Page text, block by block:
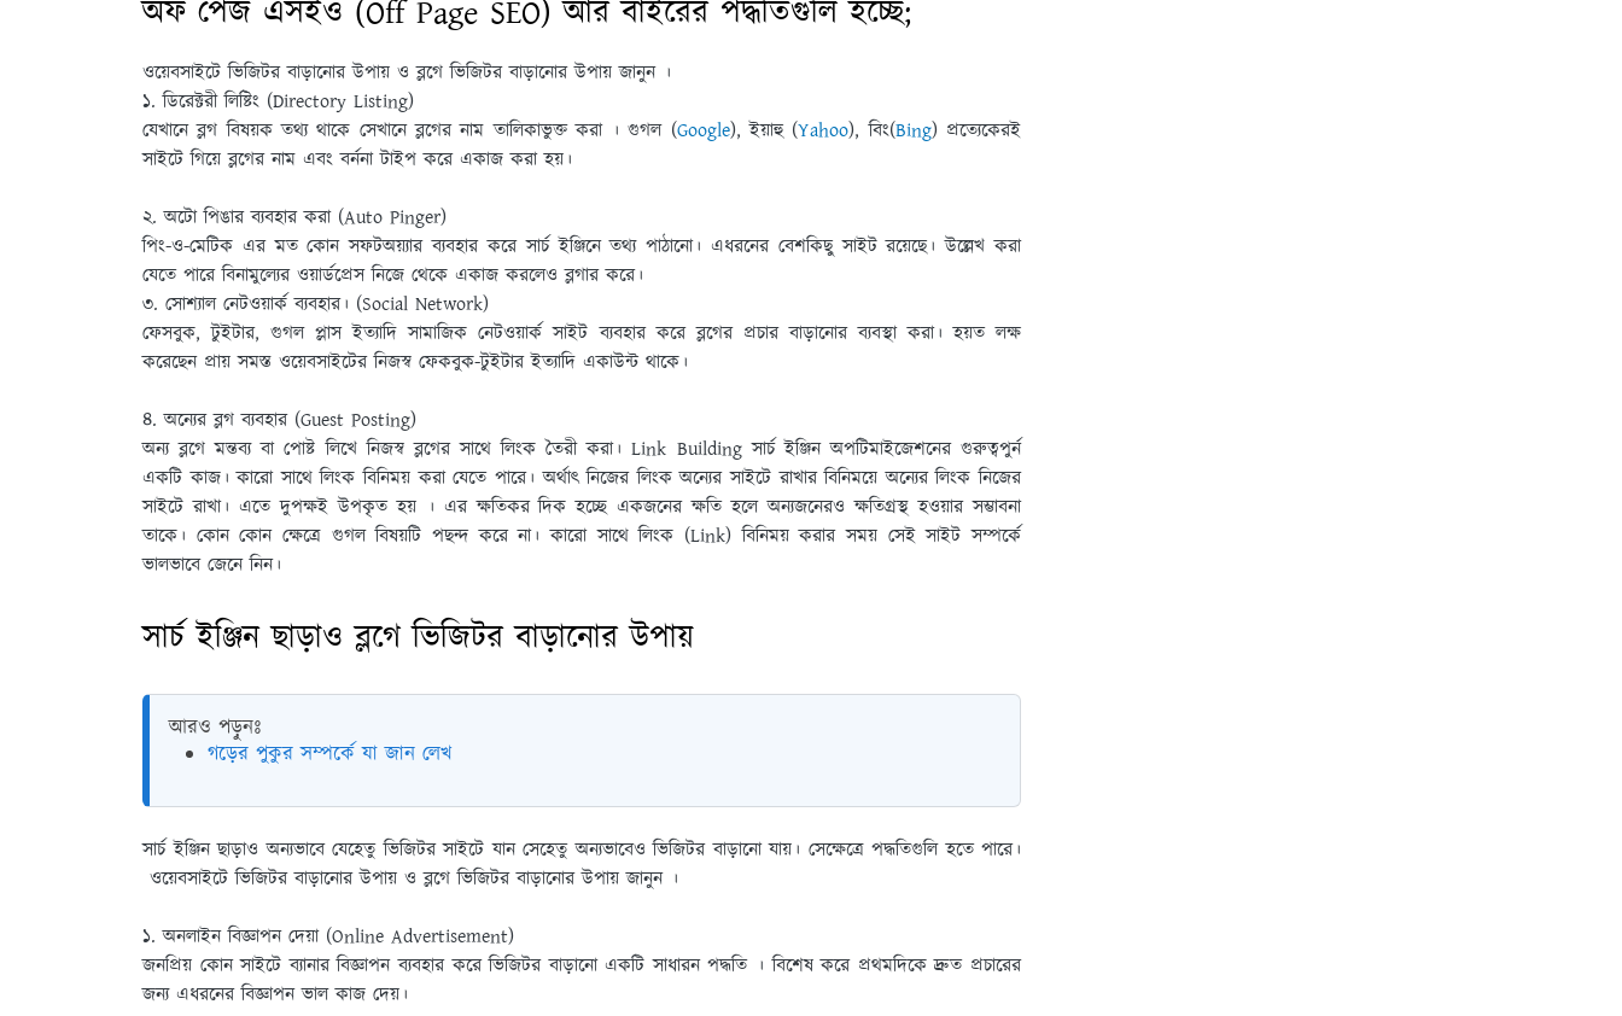
অফ পেজ এসইও (Off Page SEO) আর বাইরের পদ্ধতিগুলি হচ্ছে;
ওয়েবসাইটে ভিজিটর বাড়ানোর উপায় ও ব্লগে ভিজিটর বাড়ানোর উপায় জানুন ।
১. ডিরেক্টরী লিষ্টিং (Directory Listing)
যেখানে ব্লগ বিষয়ক তথ্য থাকে সেখানে ব্লগের নাম তালিকাভুক্ত করা । গুগল (Google), ইয়াহু (Yahoo), বিং(Bing) প্রত্যেকেরই
সাইটে গিয়ে ব্লগের নাম এবং বর্ননা টাইপ করে একাজ করা হয়।
২. অটো পিঙার ব্যবহার করা (Auto Pinger)
পিং-ও-মেটিক এর মত কোন সফটঅয়্যার ব্যবহার করে সার্চ ইঞ্জিনে তথ্য পাঠানাে। এধরনের বেশকিছু সাইট রয়েছে। উল্লেখ করা
যেতে পারে বিনামুল্যের ওয়ার্ডপ্রেস নিজে থেকে একাজ করলেও ব্লগার করে।
৩. সোশ্যাল নেটওয়ার্ক ব্যবহার। (Social Network)
ফেসবুক, টুইটার, গুগল প্লাস ইত্যাদি সামাজিক নেটওয়ার্ক সাইট ব্যবহার করে ব্লগের প্রচার বাড়ানাের ব্যবস্থা করা। হয়ত লক্ষ
করেছেন প্রায় সমস্ত ওয়েবসাইটের নিজস্ব ফেকবুক-টুইটার ইত্যাদি একাউন্ট থাকে।
৪. অন্যের ব্লগ ব্যবহার (Guest Posting)
অন্য ব্লগে মন্তব্য বা পােষ্ট লিখে নিজস্ব ব্লগের সাথে লিংক তৈরী করা। Link Building সার্চ ইঞ্জিন অপটিমাইজেশনের গুরুত্বপুর্ন
একটি কাজ। কারাে সাথে লিংক বিনিময় করা যেতে পারে। অর্থাৎ নিজের লিংক অন্যের সাইটে রাখার বিনিময়ে অন্যের লিংক নিজের
সাইটে রাখা। এতে দুপক্ষই উপকৃত হয় । এর ক্ষতিকর দিক হচ্ছে একজনের ক্ষতি হলে অন্যজনেরও ক্ষতিগ্রস্থ হওয়ার সম্ভাবনা
তাকে। কোন কোন ক্ষেত্রে গুগল বিষয়টি পছন্দ করে না। কারাে সাথে লিংক (Link) বিনিময় করার সময় সেই সাইট সম্পর্কে
ভালভাবে জেনে নিন।
সার্চ ইঞ্জিন ছাড়াও ব্লগে ভিজিটর বাড়ানোর উপায়
আরও পড়ুনঃ
গড়ের পুকুর সম্পর্কে যা জান লেখ
সার্চ ইঞ্জিন ছাড়াও অন্যভাবে যেহেতু ভিজিটর সাইটে যান সেহেতু অন্যভাবেও ভিজিটর বাড়ানাে যায়। সেক্ষেত্রে পদ্ধতিগুলি হতে পারে।
ওয়েবসাইটে ভিজিটর বাড়ানোর উপায় ও ব্লগে ভিজিটর বাড়ানোর উপায় জানুন ।
১. অনলাইন বিজ্ঞাপন দেয়া (Online Advertisement)
জনপ্রিয় কোন সাইটে ব্যানার বিজ্ঞাপন ব্যবহার করে ভিজিটর বাড়ানাে একটি সাধারন পদ্ধতি । বিশেষ করে প্রথমদিকে দ্রুত প্রচারের
জন্য এধরনের বিজ্ঞাপন ভাল কাজ দেয়।